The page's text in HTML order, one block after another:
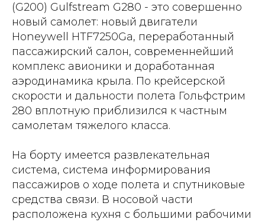
(G200) Gulfstream G280 - это совершенно
новый самолет: новый двигатели
Honeywell HTF7250Ga, переработанный
пассажирский салон, современнейший
комплекс авионики и доработанная
аэродинамика крыла. По крейсерской
скорости и дальности полета Гольфстрим
280 вплотную приблизился к частным
самолетам тяжелого класса.
На борту имеется развлекательная
система, система информирования
пассажиров о ходе полета и спутниковые
средства связи. В носовой части
расположена кухня с большими рабочими